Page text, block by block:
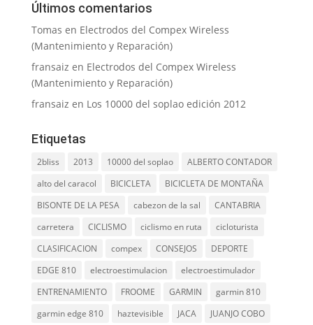
Últimos comentarios
Tomas en Electrodos del Compex Wireless
(Mantenimiento y Reparación)
fransaiz en Electrodos del Compex Wireless
(Mantenimiento y Reparación)
fransaiz en Los 10000 del soplao edición 2012
Etiquetas
2bliss 2013 10000 del soplao
ALBERTO CONTADOR
alto del caracol
BICICLETA
BICICLETA DE MONTAÑA
BISONTE DE LA PESA
cabezon de la sal
CANTABRIA
carretera
CICLISMO ciclismo en ruta
cicloturista
CLASIFICACION
compex CONSEJOS
DEPORTE
EDGE 810
electroestimulacion
electroestimulador
ENTRENAMIENTO
FROOME GARMIN
garmin 810
garmin edge 810
haztevisible JACA JUANJO COBO